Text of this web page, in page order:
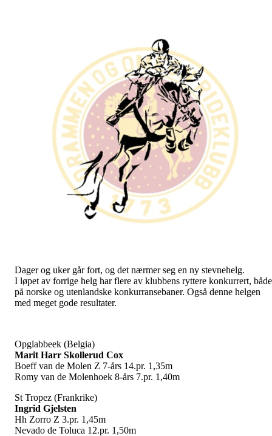
Dager og uker går fort, og det nærmer seg en ny stevnehelg.
I løpet av forrige helg har flere av klubbens ryttere konkurrert, både
på norske og utenlandske konkurransebaner. Også denne helgen
med meget gode resultater.
Opglabbeek (Belgia)
Marit Harr Skollerud Cox
Boeff van de Molen Z 7-års 14.pr. 1,35m
Romy van de Molenhoek 8-års 7.pr. 1,40m
St Tropez (Frankrike)
Ingrid Gjelsten
Hh Zorro Z 3.pr. 1,45m
Nevado de Toluca 12.pr. 1,50m